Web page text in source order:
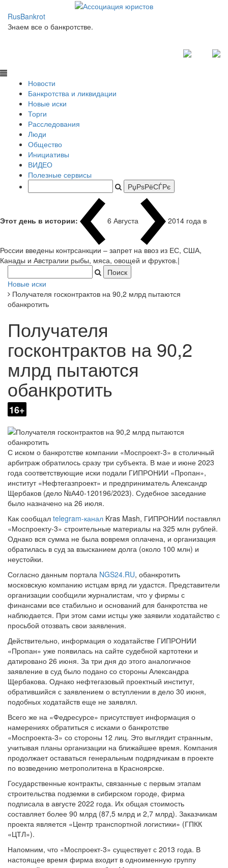
RusBankrot
Знаем все о банкротстве.
Новости
Банкротства и ликвидации
Новые иски
Торги
Расследования
Люди
Общество
Инициативы
ВИДЕО
Полезные сервисы
Этот день в истории: 6 Августа 2014 года в
России введены контрсанкции – запрет на ввоз из ЕС, США,
Канады и Австралии рыбы, мяса, овощей и фруктов.|
Новые иски
Получателя госконтрактов на 90,2 млрд пытаются
обанкротить
Получателя
госконтрактов на 90,2
млрд пытаются
обанкротить
16+
С иском о банкротстве компании «Моспроект-3» в столичный
арбитраж обратилось сразу три субъекта. В мае и июне 2023
года соответствующие иски подали ГИПРОНИИ «Пропан»,
институт «Нефтегазпроект» и предприниматель Александр
Щербаков (дело №А40-120196/2023). Судебное заседание
было назначено на 26 июля.
Как сообщал telegram-канал Kras Mash, ГИПРОНИИ поставлял
«Моспроекту-3» строительные материалы на 325 млн рублей.
Однако вся сумма не была вовремя оплачена, и организация
обратилась в суд за взысканием долга (около 100 млн) и
неустойки.
Согласно данным портала NGS24.RU, обанкротить
московскую компанию истцам вряд ли удастся. Представители
организации сообщили журналистам, что у фирмы с
финансами все стабильно и оснований для банкротства не
наблюдается. При этом сами истцы уже заявили ходатайство с
просьбой отозвать свои заявления.
Действительно, информация о ходатайстве ГИПРОНИИ
«Пропан» уже появилась на сайте судебной картотеки и
датировано 26 июня. За три дня до этого аналогичное
заявление в суд было подано со стороны Александра
Щербакова. Однако нефтегазовый проектный институт,
обратившийся с заявлением о вступлении в дело 30 июня,
подобных ходатайств еще не заявлял.
Всего же на «Федресурсе» присутствует информация о
намерениях обратиться с исками о банкротстве
«Моспроекта-3» со стороны 12 лиц. Это выглядит странным,
учитывая планы организации на ближайшее время. Компания
продолжает оставаться генеральным подрядчикам в проекте
по возведению метрополитена в Красноярске.
Государственные контракты, связанные с первым этапам
строительства подземки в сибирском городе, фирма
подписала в августе 2022 года. Их общая стоимость
составляет более 90 млрд (87,5 млрд и 2,7 млрд). Заказчикам
проекта является «Центр транспортной логистики» (ГПКК
«ЦТЛ»).
Напомним, что «Моспроект-3» существует с 2013 года. В
настоящее время фирма входит в одноименную группу